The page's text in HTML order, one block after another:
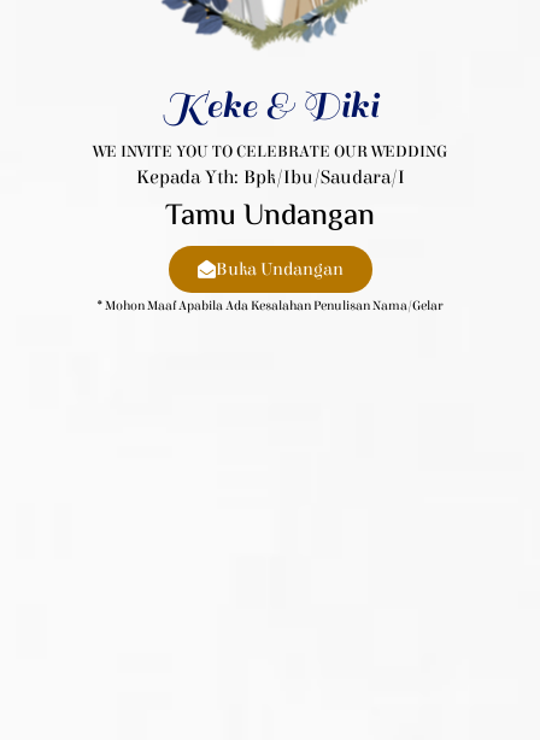
Keke & Diki
WE INVITE YOU TO CELEBRATE OUR WEDDING
Kepada Yth: Bpk/Ibu/Saudara/i
Tamu Undangan
Buka Undangan
* Mohon Maaf Apabila Ada Kesalahan Penulisan Nama/gelar